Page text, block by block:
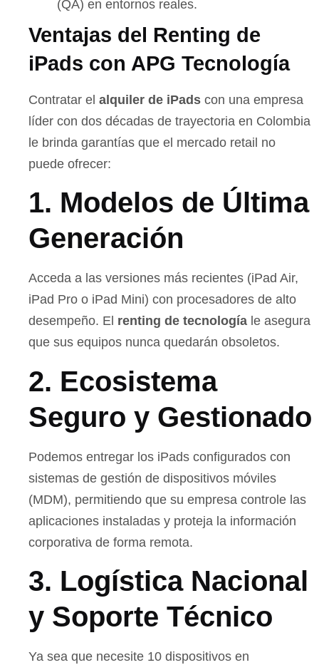
(QA) en entornos reales.
Ventajas del Renting de
iPads con APG Tecnología
Contratar el alquiler de iPads con una empresa
líder con dos décadas de trayectoria en Colombia
le brinda garantías que el mercado retail no
puede ofrecer:
1. Modelos de Última
Generación
Acceda a las versiones más recientes (iPad Air,
iPad Pro o iPad Mini) con procesadores de alto
desempeño. El renting de tecnología le asegura
que sus equipos nunca quedarán obsoletos.
2. Ecosistema
Seguro y Gestionado
Podemos entregar los iPads configurados con
sistemas de gestión de dispositivos móviles
(MDM), permitiendo que su empresa controle las
aplicaciones instaladas y proteja la información
corporativa de forma remota.
3. Logística Nacional
y Soporte Técnico
Ya sea que necesite 10 dispositivos en